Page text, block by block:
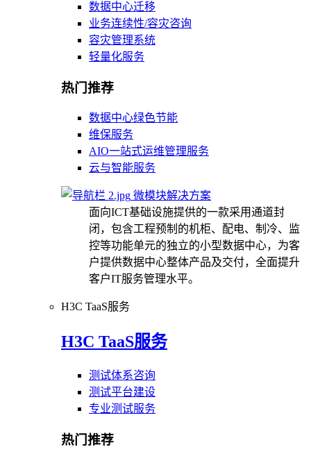
数据中心迁移
业务连续性/容灾咨询
容灾管理系统
轻量化服务
热门推荐
数据中心绿色节能
维保服务
AIO一站式运维管理服务
云与智能服务
微模块解决方案
面向ICT基础设施提供的一款采用通道封
闭，包含工程预制的机柜、配电、制冷、监
控等功能单元的独立的小型数据中心，为客
户提供数据中心整体产品及交付，全面提升
客户IT服务管理水平。
H3C TaaS服务
H3C TaaS服务
测试体系咨询
测试平台建设
专业测试服务
热门推荐